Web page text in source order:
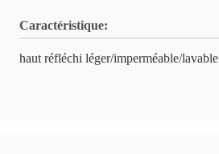
Caractéristique:
haut réfléchi léger/imperméable/lavable